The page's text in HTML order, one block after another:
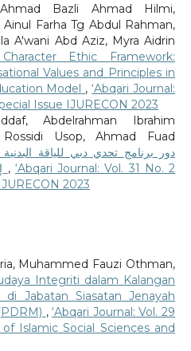
Bazli Ahmad Hilmi,
Farha Tg Abdul Rahman,
A'wani Abd Aziz, Myra Aidrin
Ethic Framework:
Values and Principles in
Model ,‘Abqari Journal:
Issue IJURECON 2023
Abdelrahman Ibrahim
Usop, Ahmad Fuad
دور برنامج تحدي دبي للياقة
, ‘Abqari Journal: Vol. 31 No. 2
2023
Muhammed Fauzi Othman,
Integriti dalam Kalangan
di Jabatan Siasatan Jenayah
,‘Abqari Journal: Vol. 29
Islamic Social Sciences and